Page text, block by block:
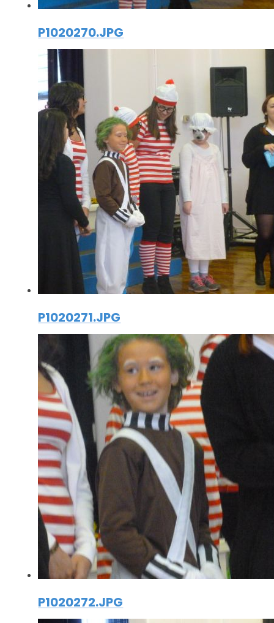
P1020270.JPG
P1020271.JPG
P1020272.JPG